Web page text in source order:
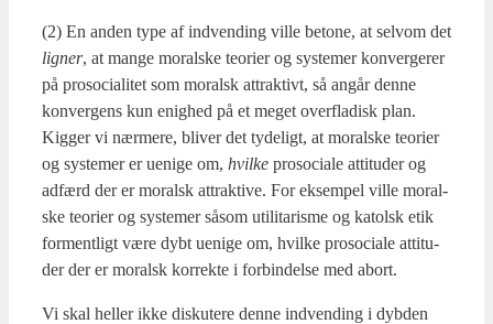
(2) En anden type af ind­ven­ding vil­le beto­ne, at selv­om det
lig­ner, at man­ge moral­ske teo­ri­er og syste­mer kon­ver­ge­rer
på pro­so­ci­a­li­tet som moralsk attrak­tivt, så angår den­ne
kon­ver­gens kun enig­hed på et meget over­fla­disk plan.
Kig­ger vi nær­me­re, bli­ver det tyde­ligt, at moral­ske teo­ri­er
og syste­mer er ueni­ge om, hvil­ke pro­so­ci­a­le atti­tu­der og
adfærd der er moralsk attrak­ti­ve. For eksem­pel vil­le moral­
ske teo­ri­er og syste­mer såsom uti­li­ta­ris­me og katolsk etik
for­ment­ligt være dybt ueni­ge om, hvil­ke pro­so­ci­a­le atti­tu­
der der er moralsk kor­rek­te i for­bin­del­se med abort.
Vi skal hel­ler ikke dis­ku­te­re den­ne ind­ven­ding i dyb­den